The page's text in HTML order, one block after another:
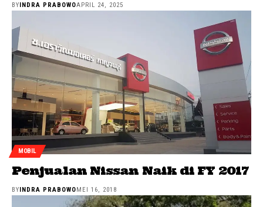
BYINDRA PRABOWOAPRIL 24, 2025
MOBIL
Penjualan Nissan Naik di FY 2017
BYINDRA PRABOWOMEI 16, 2018